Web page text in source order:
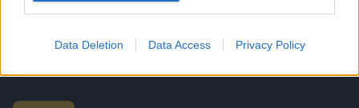
Data Deletion Data Access Privacy Policy
Udostępnij